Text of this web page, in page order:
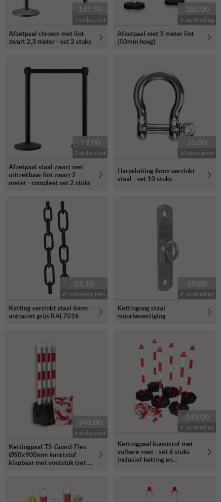
149,50
2 stuks p/set
Afzetpaal chroom met lint
zwart 2,3 meter - set 2 stuks
180,00
✔ aanbieding
Afzetpaal met 3 meter lint
(50mm hoog)
79,00
2 stuks p/set
Afzetpaal staal zwart met
uittrekbaar lint zwart 2
meter - compleet set 2 stuks
25,00
10 stuks p/set
Harpsluiting 6mm verzinkt
staal - set 10 stuks
23,10
✔ volumeprijzen
Ketting verzinkt staal 6mm -
antraciet grijs RAL7016
19,00
✔ aanbieding
Kettingoog staal
muurbevestiging
348,00
4 stuks p/set
Kettingpaal TS-Guard-Flex
Ø50x900mm kunststof
klapbaar met voetstuk (set 4
149,00
✔ aanbieding
Kettingpaal kunststof met
vulbare voet - set 6 stuks
inclusief ketting en